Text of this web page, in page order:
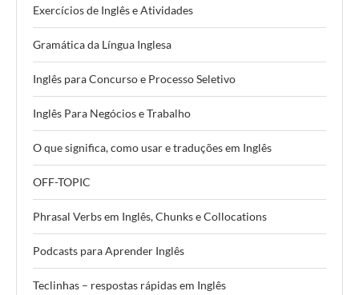
Exercícios de Inglês e Atividades
Gramática da Língua Inglesa
Inglês para Concurso e Processo Seletivo
Inglês Para Negócios e Trabalho
O que significa, como usar e traduções em Inglês
OFF-TOPIC
Phrasal Verbs em Inglês, Chunks e Collocations
Podcasts para Aprender Inglês
Teclinhas – respostas rápidas em Inglês